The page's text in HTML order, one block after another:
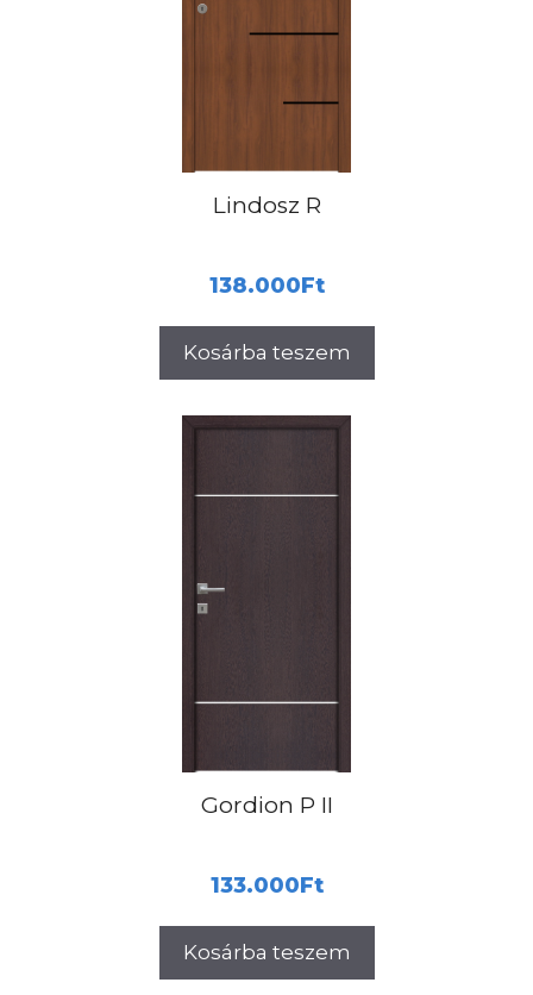
Lindosz R
138.000Ft
Kosárba teszem
Gordion P II
133.000Ft
Kosárba teszem